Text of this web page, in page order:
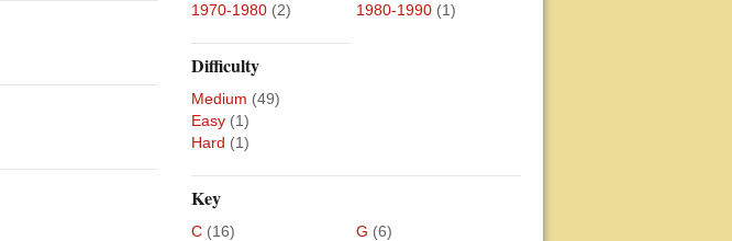
1970-1980 (2) 1980-1990 (1)
Difficulty
Medium (49)
Easy (1)
Hard (1)
Key
C (16) G (6)